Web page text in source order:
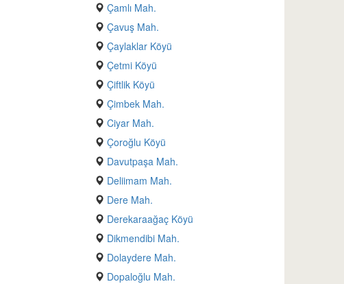
Çamlı Mah.
Çavuş Mah.
Çaylaklar Köyü
Çetmi Köyü
Çiftlik Köyü
Çimbek Mah.
Ciyar Mah.
Çoroğlu Köyü
Davutpaşa Mah.
Deliimam Mah.
Dere Mah.
Derekaraağaç Köyü
Dikmendibi Mah.
Dolaydere Mah.
Dopaloğlu Mah.